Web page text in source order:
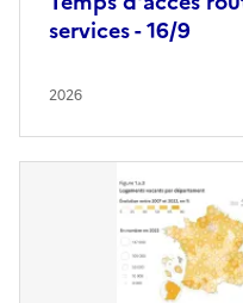
services - 16/9
2026